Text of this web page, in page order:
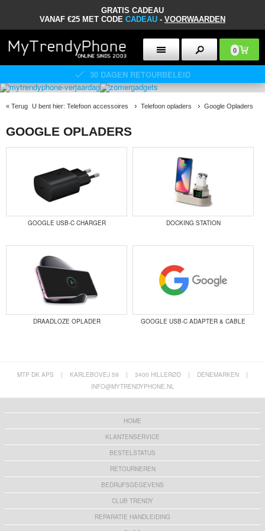
GRATIS CADEAU
VANAF €25 MET CODE CADEAU - VOORWAARDEN
0
30 DAGEN RETOURBELEID
« Terug U bent hier: Telefoon accessoires Telefoon opladers Google Opladers
GOOGLE OPLADERS
GOOGLE USB-C CHARGER DOCKING STATION
DRAADLOZE OPLADER GOOGLE USB-C ADAPTER & CABLE
MTP DK APS | KARLEBOVEJ 59 | 3400 HILLERØD | DENEMARKEN
|
INFO@MYTRENDYPHONE.NL
HOME
KLANTENSERVICE
BESTELSTATUS
RETOURNEREN
BEDRIJFSGEGEVENS
CLUB TRENDY
REPARATIE HANDLEIDING